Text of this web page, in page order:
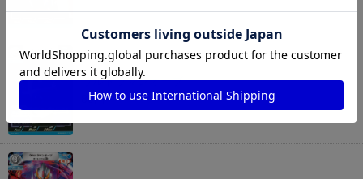
ウルトラマンオーブ
80円